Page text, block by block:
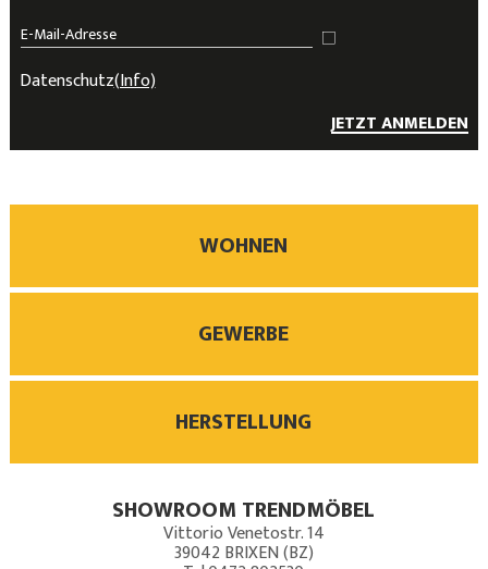
Datenschutz(Info)
JETZT ANMELDEN
WOHNEN
GEWERBE
HERSTELLUNG
SHOWROOM TRENDMÖBEL
Vittorio Venetostr. 14
39042BRIXEN (BZ)